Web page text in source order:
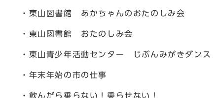
・東山図書館 あかちゃんのおたのしみ会
・東山図書館 おたのしみ会
・東山青少年活動センター じぶんみがきダンス
・年末年始の市の仕事
・飲んだら乗らない！乗らせない！